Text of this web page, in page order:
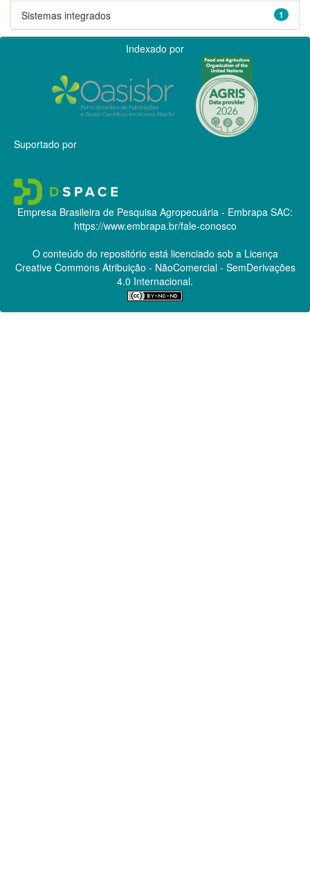
1
Sistemas integrados
Indexado por
Suportado por
Empresa Brasileira de Pesquisa Agropecuária - Embrapa SAC:
https://www.embrapa.br/fale-conosco
O conteúdo do repositório está licenciado sob a Licença
Creative CommonsAtribuição - NãoComercial - SemDerivações
4.0 Internacional.